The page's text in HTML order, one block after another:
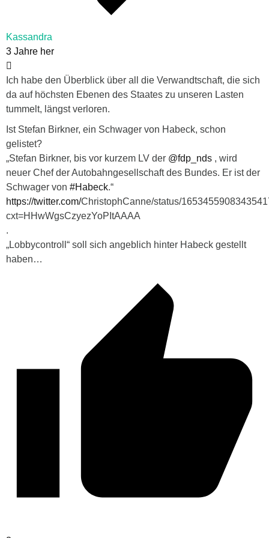
Kassandra
3 Jahre her
Ich habe den Überblick über all die Verwandtschaft, die sich
da auf höchsten Ebenen des Staates zu unseren Lasten
tummelt, längst verloren.
Ist Stefan Birkner, ein Schwager von Habeck, schon
gelistet?
„Stefan Birkner, bis vor kurzem LV der @fdp_nds , wird
neuer Chef der Autobahngesellschaft des Bundes. Er ist der
Schwager von #Habeck.“
https://twitter.com/ChristophCanne/status/
cxt=HHwWgsCzyezYoPItAAAA
.
„Lobbycontroll“ soll sich angeblich hinter Habeck gestellt
haben…